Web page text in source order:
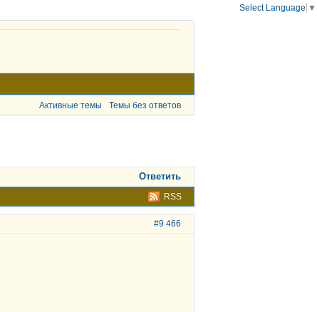
Активные темы Темы без ответов
Ответить
RSS
#9 466
Select Language ▼